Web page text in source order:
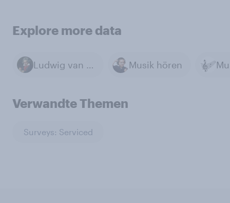
Explore more data
Ludwig van Beethoven Musik hören
Verwandte Themen
Surveys: Serviced